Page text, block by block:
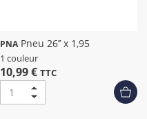
PNA Pneu 26’’ x 1,95
1 couleur
10,99 € TTC